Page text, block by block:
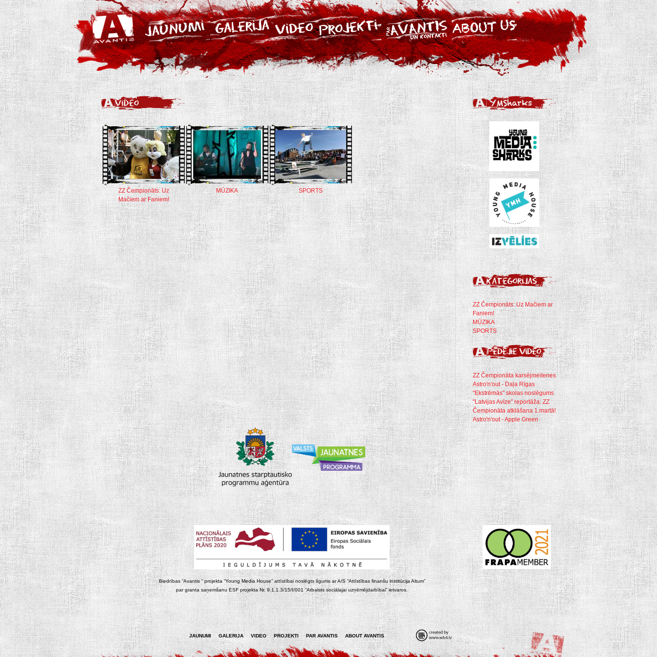
ZZ Čempionāts: Uz Mačiem ar
Faniem!
MŪZIKA
SPORTS
ZZ Čempionāta karsējmeitenes
Astro'n'out - Daļa Rīgas
"Ekstrēmās" skolas noslēgums
"Latvijas Avīze" reportāža: ZZ
Čempionāta atklāšana 1.martā!
Astro'n'out - Apple Green
ZZ Čempionāts: Uz
Mačiem ar Faniem!
MŪZIKA SPORTS
Biedrības “Avantis “ projekta “Young Media House” attīstībai noslēgts līgums ar A/S “Attīstības finanšu institūcija Altum”
par granta saņemšanu ESF projekta Nr. 9.1.1.3/15/I/001 “Atbalsts sociālajai uzņēmējdarbībai” ietvaros.
JAUNUMI GALERIJA VIDEO PROJEKTI PAR AVANTIS ABOUT AVANTIS